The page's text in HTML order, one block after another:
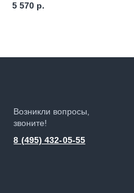
5 570 р.
Возникли вопросы,
звоните!
8 (495) 432-05-55